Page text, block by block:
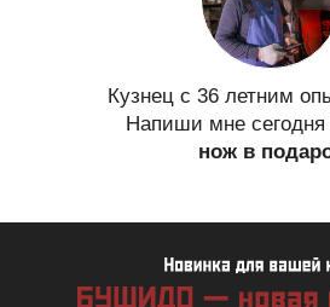
Кузнец с 36 летним
Напиши мне сегодня
нож в